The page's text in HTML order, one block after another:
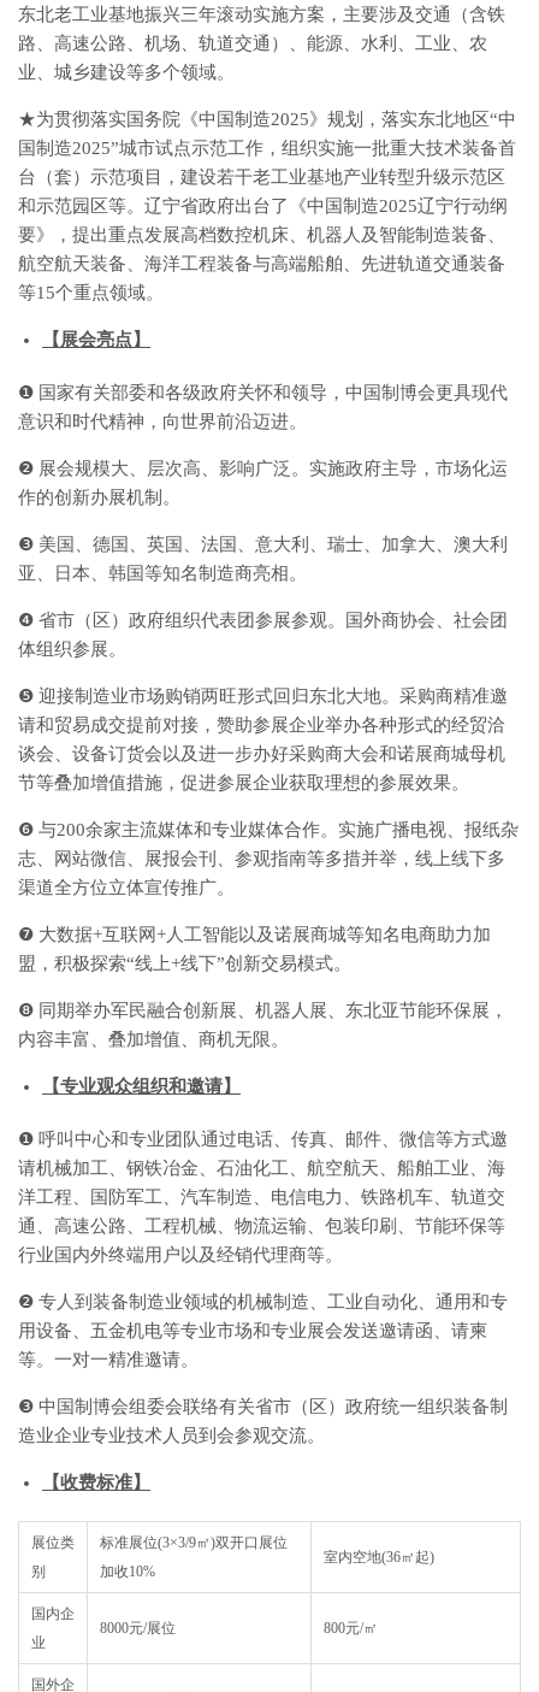
东北老工业基地振兴三年滚动实施方案，主要涉及交通（含铁
路、高速公路、机场、轨道交通）、能源、水利、工业、农
业、城乡建设等多个领域。
★为贯彻落实国务院《中国制造2025》规划，落实东北地区“中
国制造2025”城市试点示范工作，组织实施一批重大技术装备首
台（套）示范项目，建设若干老工业基地产业转型升级示范区
和示范园区等。辽宁省政府出台了《中国制造2025辽宁行动纲
要》，提出重点发展高档数控机床、机器人及智能制造装备、
航空航天装备、海洋工程装备与高端船舶、先进轨道交通装备
等15个重点领域。
【展会亮点】
❶ 国家有关部委和各级政府关怀和领导，中国制博会更具现代
意识和时代精神，向世界前沿迈进。
❷ 展会规模大、层次高、影响广泛。实施政府主导，市场化运
作的创新办展机制。
❸ 美国、德国、英国、法国、意大利、瑞士、加拿大、澳大利
亚、日本、韩国等知名制造商亮相。
❹ 省市（区）政府组织代表团参展参观。国外商协会、社会团
体组织参展。
❺ 迎接制造业市场购销两旺形式回归东北大地。采购商精准邀
请和贸易成交提前对接，赞助参展企业举办各种形式的经贸洽
谈会、设备订货会以及进一步办好采购商大会和诺展商城母机
节等叠加增值措施，促进参展企业获取理想的参展效果。
❻ 与200余家主流媒体和专业媒体合作。实施广播电视、报纸杂
志、网站微信、展报会刊、参观指南等多措并举，线上线下多
渠道全方位立体宣传推广。
❼ 大数据+互联网+人工智能以及诺展商城等知名电商助力加
盟，积极探索“线上+线下”创新交易模式。
❽ 同期举办军民融合创新展、机器人展、东北亚节能环保展，
内容丰富、叠加增值、商机无限。
【专业观众组织和邀请】
❶ 呼叫中心和专业团队通过电话、传真、邮件、微信等方式邀
请机械加工、钢铁冶金、石油化工、航空航天、船舶工业、海
洋工程、国防军工、汽车制造、电信电力、铁路机车、轨道交
通、高速公路、工程机械、物流运输、包装印刷、节能环保等
行业国内外终端用户以及经销代理商等。
❷ 专人到装备制造业领域的机械制造、工业自动化、通用和专
用设备、五金机电等专业市场和专业展会发送邀请函、请柬
等。一对一精准邀请。
❸ 中国制博会组委会联络有关省市（区）政府统一组织装备制
造业企业专业技术人员到会参观交流。
【收费标准】
展位类
别
标准展位(3×3/9㎡)双开口展位
加收10%
室内空地(36㎡起)
国内企
业
8000元/展位 800元/㎡
国外企